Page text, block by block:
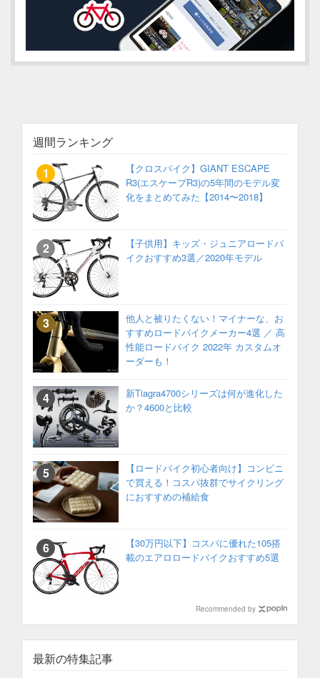
週間ランキング
【クロスバイク】GIANT ESCAPE
R3(エスケープR3)の5年間のモデル変
化をまとめてみた【2014〜2018】
【子供用】キッズ・ジュニアロードバ
イクおすすめ3選／2020年モデル
他人と被りたくない！マイナーな、お
すすめロードバイクメーカー4選 ／ 高
性能ロードバイク 2022年 カスタムオ
ーダーも！
新Tiagra4700シリーズは何が進化した
か？4600と比較
【ロードバイク初心者向け】コンビニ
で買える！コスパ抜群でサイクリング
におすすめの補給食
【30万円以下】コスパに優れた105搭
載のエアロロードバイクおすすめ5選
Recommended by
最新の特集記事